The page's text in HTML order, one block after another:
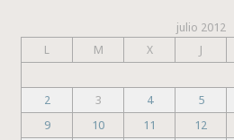
julio 2012
L
M X J
2
3 4 5
9
10 11 12